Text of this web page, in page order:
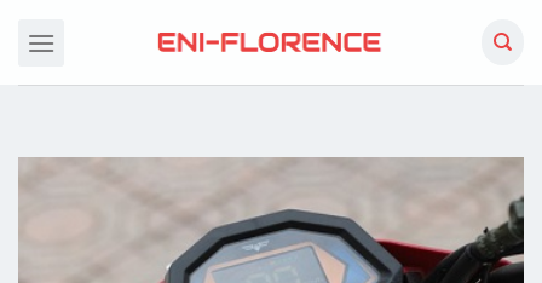
đến
dung